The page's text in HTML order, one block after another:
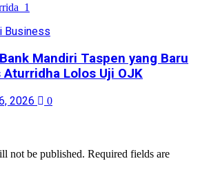
Business
Mandiri Taspen yang Baru
Aturridha Lolos Uji OJK
2026 0
not be published. Required fields are